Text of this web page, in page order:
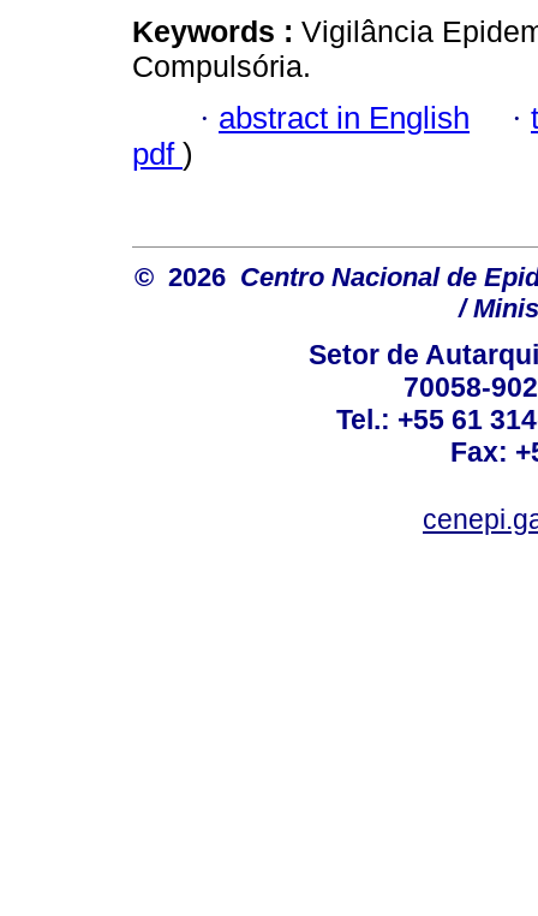
Keywords : Vigilância
Compulsória.
· abstract in English ·
pdf )
© 2026 Centro Nacional de
/
Setor de
70058-
Tel.: +55 61
Fax: